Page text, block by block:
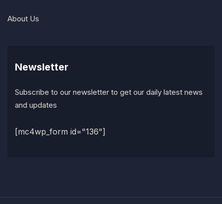
About Us
Newsletter
Subscribe to our newsletter to get our daily latest news
and updates
[mc4wp_form id="136"]